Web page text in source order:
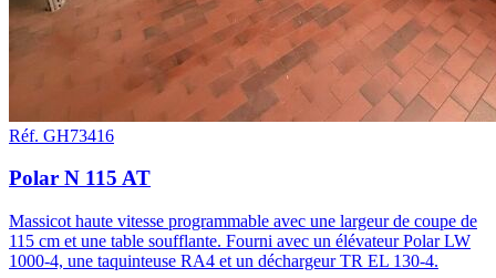
Réf. GH73416
Polar N 115 AT
Massicot haute vitesse programmable avec une largeur de coupe de
115 cm et une table soufflante. Fourni avec un élévateur Polar LW
1000-4, une taquinteuse RA4 et un déchargeur TR EL 130-4.